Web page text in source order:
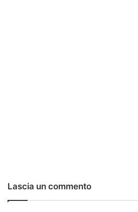
Lascia un commento